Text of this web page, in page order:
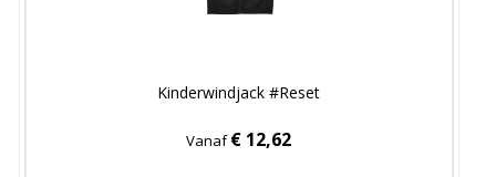
Kinderwindjack #Reset
Vanaf€ 12,62